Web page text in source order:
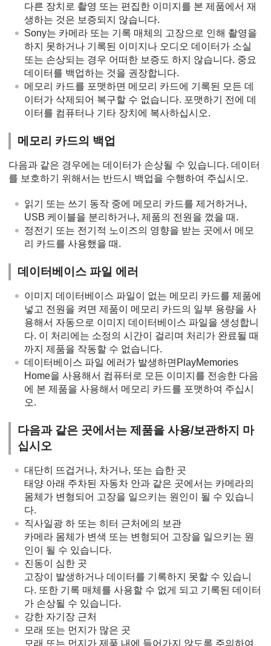
다른 장치로 촬영 또는 편집한 이미지를 본 제품에서 재
생하는 것은 보증되지 않습니다.
Sony는 카메라 또는 기록 매체의 고장으로 인해 촬영을
하지 못하거나 기록된 이미지나 오디오 데이터가 소실
또는 손상되는 경우 어떠한 보증도 하지 않습니다. 중요
데이터를 백업하는 것을 권장합니다.
메모리 카드를 포맷하면 메모리 카드에 기록된 모든 데
이터가 삭제되어 복구할 수 없습니다. 포맷하기 전에 데
이터를 컴퓨터나 기타 장치에 복사하십시오.
메모리 카드의 백업
다음과 같은 경우에는 데이터가 손상될 수 있습니다. 데이터
를 보호하기 위해서는 반드시 백업을 수행하여 주십시오.
읽기 또는 쓰기 동작 중에 메모리 카드를 제거하거나,
USB 케이블을 분리하거나, 제품의 전원을 껐을 때.
정전기 또는 전기적 노이즈의 영향을 받는 곳에서 메모
리 카드를 사용했을 때.
데이터베이스 파일 에러
이미지 데이터베이스 파일이 없는 메모리 카드를 제품에
넣고 전원을 켜면 제품이 메모리 카드의 일부 용량을 사
용해서 자동으로 이미지 데이터베이스 파일을 생성합니
다. 이 처리에는 소정의 시간이 걸리며 처리가 완료될 때
까지 제품을 작동할 수 없습니다.
데이터베이스 파일 에러가 발생하면PlayMemories
Home을 사용해서 컴퓨터로 모든 이미지를 전송한 다음
에 본 제품을 사용해서 메모리 카드를 포맷하여 주십시
오.
다음과 같은 곳에서는 제품을 사용/보관하지 마
십시오
대단히 뜨겁거나, 차거나, 또는 습한 곳
태양 아래 주차된 자동차 안과 같은 곳에서는 카메라의
몸체가 변형되어 고장을 일으키는 원인이 될 수 있습니
다.
직사일광 하 또는 히터 근처에의 보관
카메라 몸체가 변색 또는 변형되어 고장을 일으키는 원
인이 될 수 있습니다.
진동이 심한 곳
고장이 발생하거나 데이터를 기록하지 못할 수 있습니
다. 또한 기록 매체를 사용할 수 없게 되고 기록된 데이터
가 손상될 수 있습니다.
강한 자기장 근처
모래 또는 먼지가 많은 곳
모래 또는 먼지가 제품 내에 들어가지 않도록 주의하여